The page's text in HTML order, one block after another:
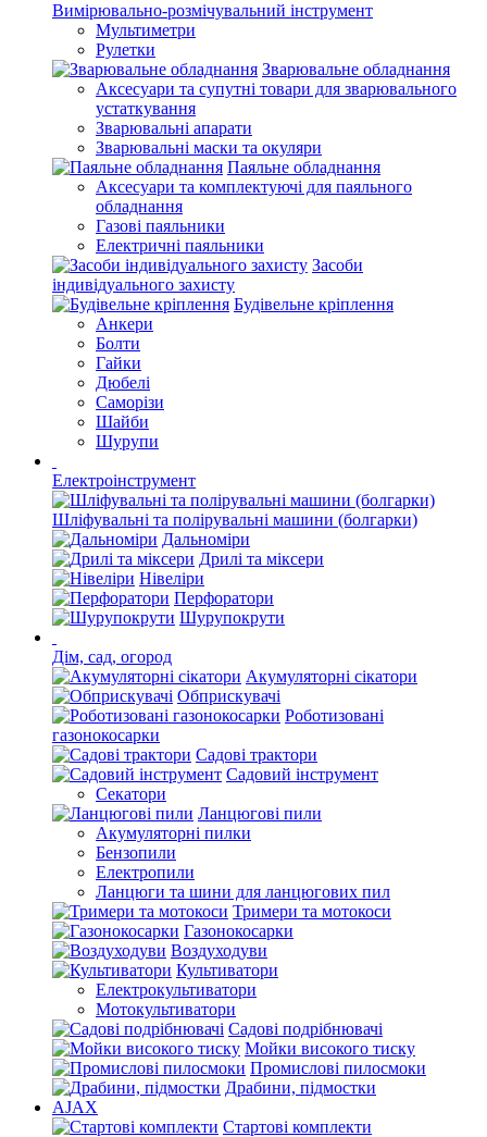
Вимірювально-розмічувальний інструмент
Мультиметри
Рулетки
Зварювальне обладнання
Аксесуари та супутні товари для зварювального
устаткування
Зварювальні апарати
Зварювальні маски та окуляри
Паяльне обладнання
Аксесуари та комплектуючі для паяльного
обладнання
Газові паяльники
Електричні паяльники
Засоби
індивідуального захисту
Будівельне кріплення
Анкери
Болти
Гайки
Дюбелі
Саморізи
Шайби
Шурупи
Електроінструмент
Шліфувальні та полірувальні машини (болгарки)
Дальноміри
Дрилі та міксери
Нівеліри
Перфоратори
Шурупокрути
Дім, сад, огород
Акумуляторні сікатори
Обприскувачі
Роботизовані
газонокосарки
Садові трактори
Садовий інструмент
Секатори
Ланцюгові пили
Акумуляторні пилки
Бензопили
Електропили
Ланцюги та шини для ланцюгових пил
Тримери та мотокоси
Газонокосарки
Воздуходуви
Культиватори
Електрокультиватори
Мотокультиватори
Садові подрібнювачі
Мойки високого тиску
Промислові пилосмоки
Драбини, підмостки
AJAX
Стартові комплекти